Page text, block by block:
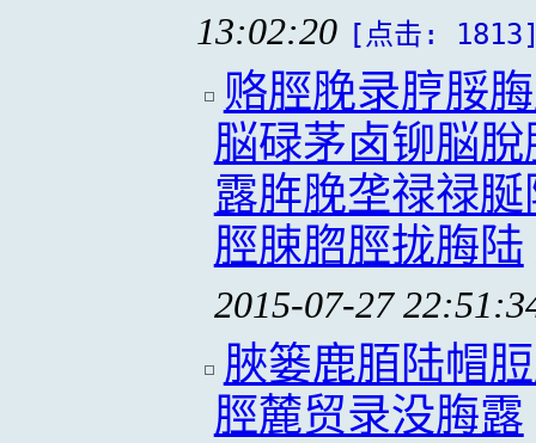
13:02:20 [点击:
赂脛脕录脝脮
脳碌茅卤铆脳
露脌脕垄禄禄
脛脨脗脛拢脢陆
2015-07-27
脥篓鹿脜陆帽
脛麓贸录没脢露